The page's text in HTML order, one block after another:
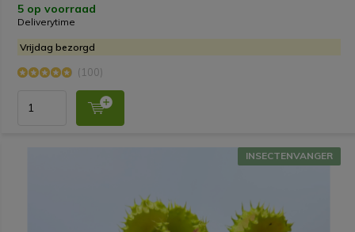
5 op voorraad
Deliverytime
Vrijdag bezorgd
(100)
INSECTENVANGER